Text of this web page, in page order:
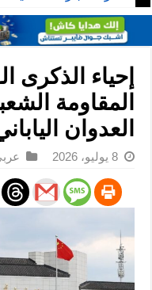
المقاومة
العدوان
8 يوليو، 2026